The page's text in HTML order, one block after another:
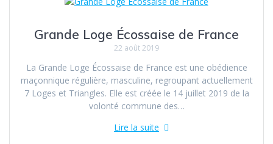
Grande Loge Écossaise de France
22 août 2019
La Grande Loge Écossaise de France est une obédience
maçonnique régulière, masculine, regroupant actuellement
7 Loges et Triangles. Elle est créée le 14 juillet 2019 de la
volonté commune des…
Lire la suite